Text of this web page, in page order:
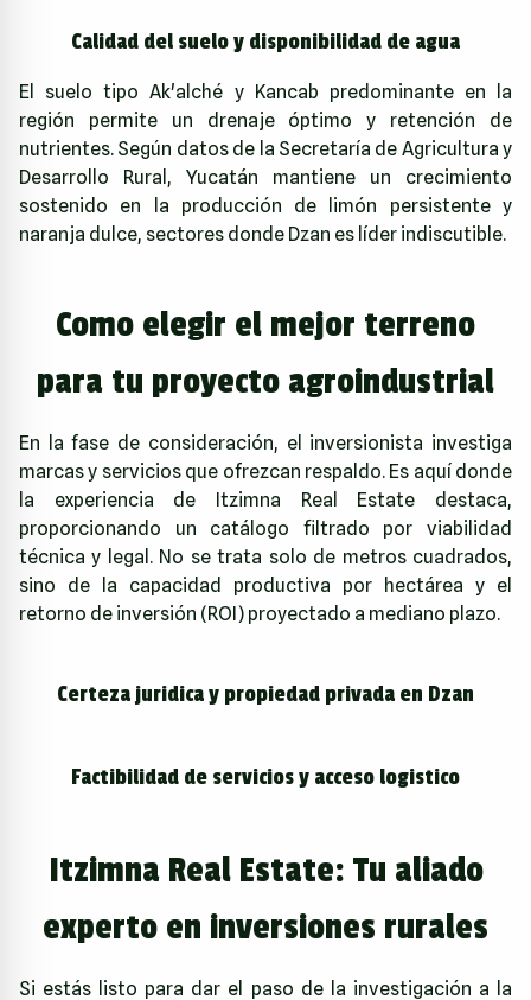
Calidad del suelo y disponibilidad de agua
El suelo tipo Ak'alché y Kancab predominante en la
región permite un drenaje óptimo y retención de
nutrientes. Según datos de la Secretaría de Agricultura y
Desarrollo Rural , Yucatán mantiene un crecimiento
sostenido en la producción de limón persistente y
naranja dulce, sectores donde Dzan es líder indiscutible.
Como elegir el mejor terreno
para tu proyecto agroindustrial
En la fase de consideración, el inversionista investiga
marcas y servicios que ofrezcan respaldo. Es aquí donde
la experiencia de Itzimna Real Estate destaca,
proporcionando un catálogo filtrado por viabilidad
técnica y legal. No se trata solo de metros cuadrados,
sino de la capacidad productiva por hectárea y el
retorno de inversión (ROI) proyectado a mediano plazo.
Certeza juridica y propiedad privada en Dzan
Factibilidad de servicios y acceso logistico
Itzimna Real Estate: Tu aliado
experto en inversiones rurales
Si estás listo para dar el paso de la investigación a la